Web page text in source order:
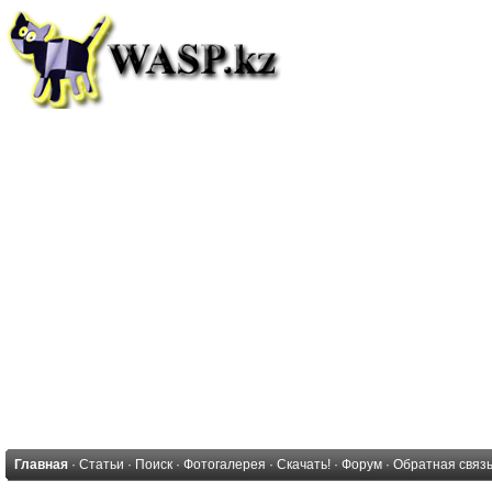
Главная · Статьи · Поиск · Фотогалерея · Скачать! · Форум · Обратная связь